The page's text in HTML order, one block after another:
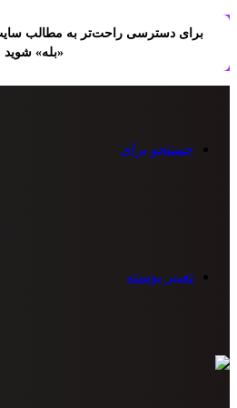
برای دسترسی راحت‌تر به مطالب سایت،
«بله» شوید
جستجو برای
تغییر پوسته